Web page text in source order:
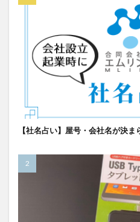
【社名占い】屋号・会社名が決ま